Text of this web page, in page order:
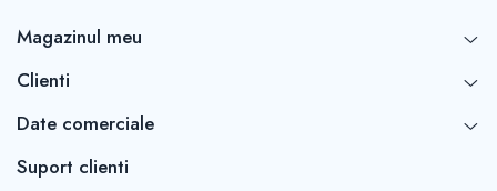
Magazinul meu
Clienti
Date comerciale
Suport clienti